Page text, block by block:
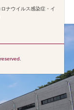
ナウイルス感染症・イ